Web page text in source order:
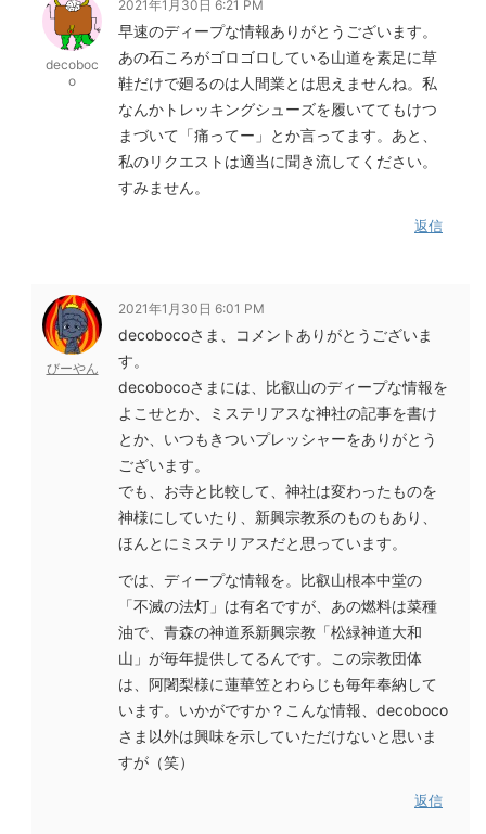
decoboc
o
2021年1月30日 6:21 PM
早速のディープな情報ありがとうございます。
あの石ころがゴロゴロしている山道を素足に草
鞋だけで廻るのは人間業とは思えませんね。私
なんかトレッキングシューズを履いててもけつ
まづいて「痛ってー」とか言ってます。あと、
私のリクエストは適当に聞き流してください。
すみません。
返信
びーやん
2021年1月30日 6:01 PM
decobocoさま、コメントありがとうございま
す。
decobocoさまには、比叡山のディープな情報を
よこせとか、ミステリアスな神社の記事を書け
とか、いつもきついプレッシャーをありがとう
ございます。
でも、お寺と比較して、神社は変わったものを
神様にしていたり、新興宗教系のものもあり、
ほんとにミステリアスだと思っています。
では、ディープな情報を。比叡山根本中堂の
「不滅の法灯」は有名ですが、あの燃料は菜種
油で、青森の神道系新興宗教「松緑神道大和
山」が毎年提供してるんです。この宗教団体
は、阿闍梨様に蓮華笠とわらじも毎年奉納して
います。いかがですか？こんな情報、decoboco
さま以外は興味を示していただけないと思いま
すが（笑）
返信